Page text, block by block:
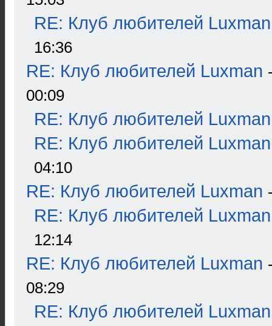
RE: Клуб любителей Luxman
16:36
RE: Клуб любителей Luxman
00:09
RE: Клуб любителей Luxman
RE: Клуб любителей Luxman
04:10
RE: Клуб любителей Luxman
RE: Клуб любителей Luxman
12:14
RE: Клуб любителей Luxman
08:29
RE: Клуб любителей Luxman